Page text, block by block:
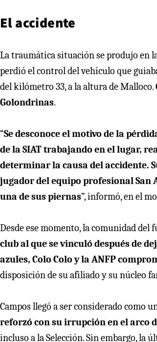
El accidente
La traumática situación se produjo en
perdió el control del vehículo que
del kilómetro 33, a la altura de Malloco.
Golondrinas.
“Se desconoce el motivo de la
de la SIAT trabajando en el lugar,
determinar la causa del accidente.
jugador del equipo profesional San
una de sus piernas”, informó, en el
Desde ese momento, la comunidad
club al que se vinculó después de
azules, Colo Colo y la ANFP
disposición de su afiliado y su núcleo
Campos llegó a ser considerado como
reforzó con su irrupción en el arco
incluso a la Selección. Sin embargo, la